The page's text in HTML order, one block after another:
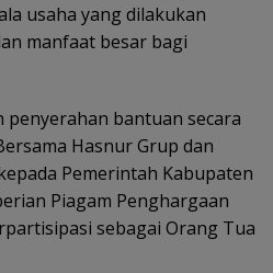
usaha yang dilakukan
manfaat besar bagi
bantuan secara
Hasnur Grup dan
Pemerintah Kabupaten
Piagam Penghargaan
sebagai Orang Tua